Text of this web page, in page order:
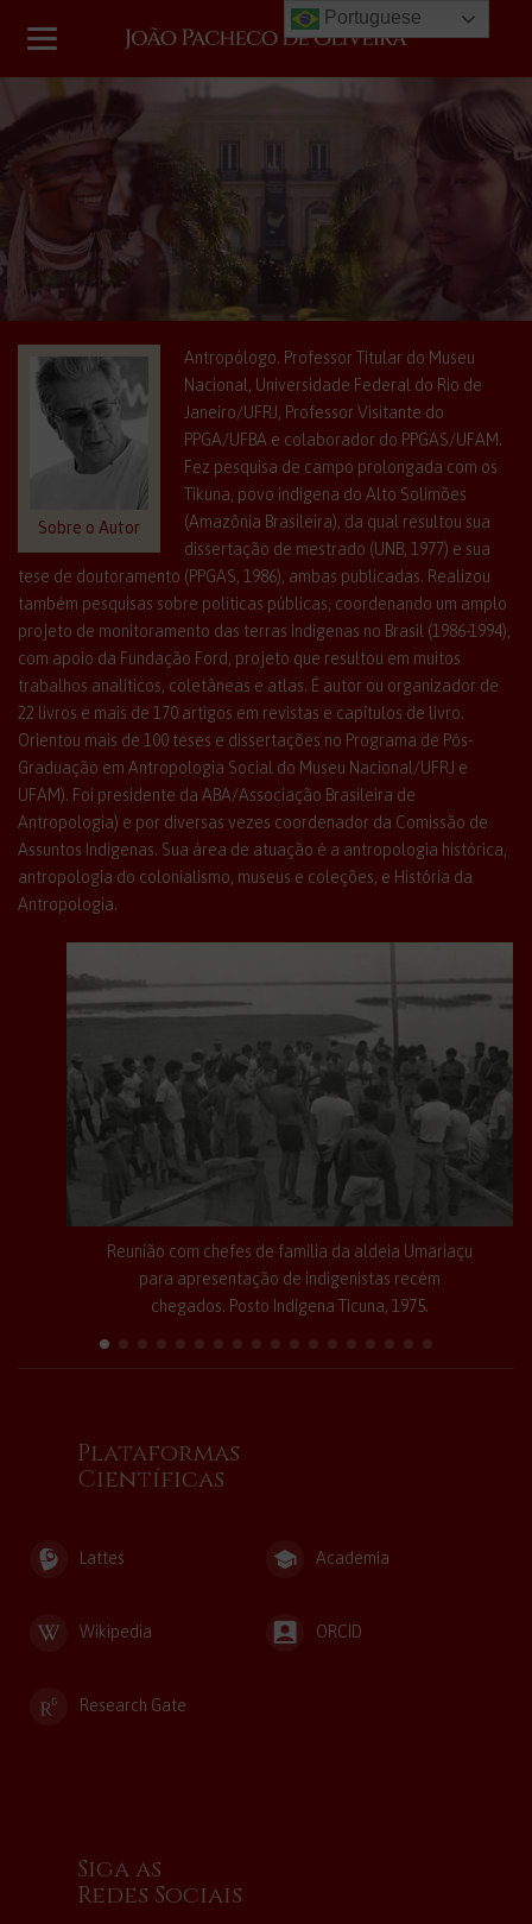
Sobre o Autor
Antropólogo. Professor Titular do Museu
Nacional, Universidade Federal do Rio de
Janeiro/UFRJ, Professor Visitante do
PPGA/UFBA e colaborador do PPGAS/UFAM.
Fez pesquisa de campo prolongada com os
Tikuna, povo indígena do Alto Solimões
(Amazônia Brasileira), da qual resultou sua
dissertação de mestrado (UNB, 1977) e sua
tese de doutoramento (PPGAS, 1986), ambas publicadas. Realizou
também pesquisas sobre políticas públicas, coordenando um amplo
projeto de monitoramento das terras indígenas no Brasil (1986-1994),
com apoio da Fundação Ford, projeto que resultou em muitos
trabalhos analíticos, coletâneas e atlas. É autor ou organizador de
22 livros e mais de 170 artigos em revistas e capítulos de livro.
Orientou mais de 100 teses e dissertações no Programa de Pós-
Graduação em Antropologia Social do Museu Nacional/UFRJ e
UFAM). Foi presidente da ABA/Associação Brasileira de
Antropologia) e por diversas vezes coordenador da Comissão de
Assuntos Indígenas. Sua área de atuação é a antropologia histórica,
antropologia do colonialismo, museus e coleções, e História da
Antropologia.
Reunião com chefes de família da aldeia Umariaçu
para apresentação de indigenistas recém
chegados. Posto Indígena Ticuna, 1975.
Plataformas
Científicas
Lattes Academia
Wikipedia ORCID
Research Gate
Siga as
Redes Sociais
Portuguese